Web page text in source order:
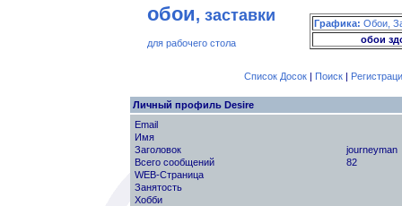
обои, заставки
для рабочего стола
Графика: Обои,
обои
Список Досок | Поиск |
Личный профиль Desire
Email
Имя
Заголовок
journeyman
Всего сообщений
82
WEB-Страница
Занятость
Хобби